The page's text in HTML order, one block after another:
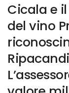
Cicala e
del vino